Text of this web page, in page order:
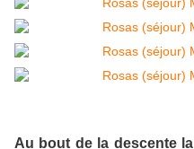
Au bout de la descente